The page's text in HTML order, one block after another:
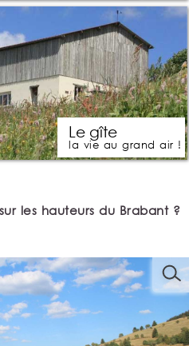
Le gîte
la vie au grand air !
les hauteurs du Brabant ?